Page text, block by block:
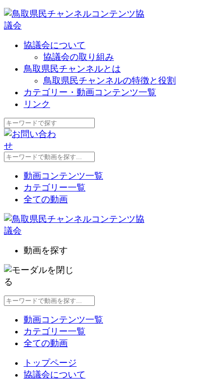
協議会について
協議会の取り組み
鳥取県民チャンネルとは
鳥取県民チャンネルの特徴と役割
カテゴリー・動画コンテンツ一覧
リンク
動画コンテンツ一覧
カテゴリー一覧
全ての動画
動画を探す
動画コンテンツ一覧
カテゴリー一覧
全ての動画
トップページ
協議会について